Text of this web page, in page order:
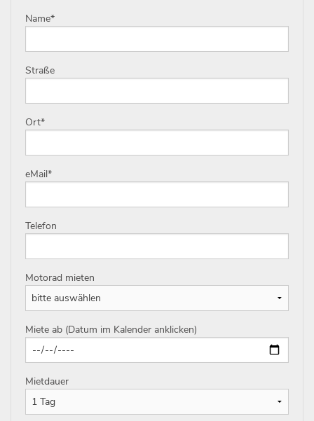
Name*
Straße
Ort*
eMail*
Telefon
Motorad mieten
Miete ab (Datum im Kalender anklicken)
Mietdauer